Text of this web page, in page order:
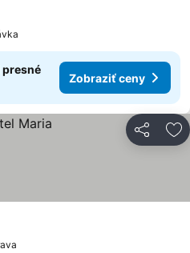
presné
Zobraziť ceny
Zdieľať